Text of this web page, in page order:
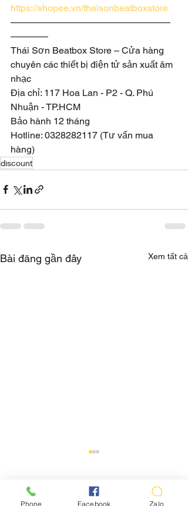
https://shopee.vn/thaisonbeatboxstore
—————————————————
————
Thái Sơn Beatbox Store – Cửa hàng
chuyên các thiết bị điện tử sản xuất âm
nhạc
Địa chỉ: 117 Hoa Lan - P2 - Q. Phú
Nhuận - TP.HCM
Bảo hành 12 tháng
Hotline: 0328282117 (Tư vấn mua
hàng)
discount
Bài đăng gần đây Xem tất cả
Bình luận
Phone Facebook Zalo